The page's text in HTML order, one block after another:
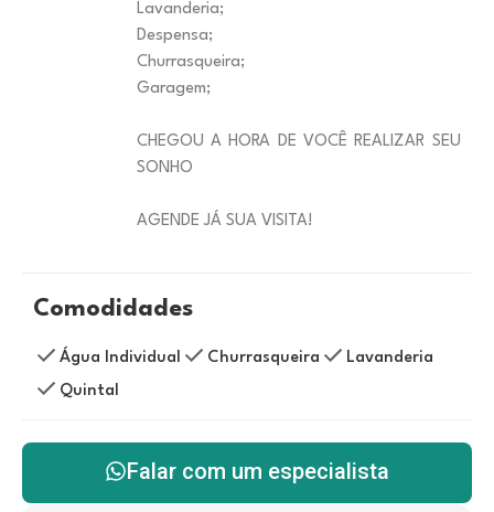
Lavanderia;
Despensa;
Churrasqueira;
Garagem;
CHEGOU A HORA DE VOCÊ REALIZAR SEU
SONHO
AGENDE JÁ SUA VISITA!
Comodidades
Água Individual Churrasqueira
Lavanderia
Quintal
Falar com um especialista